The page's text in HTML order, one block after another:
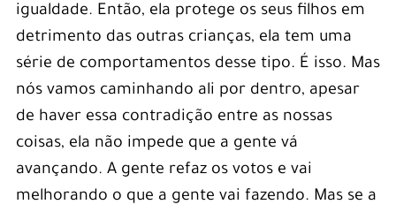
igualdade. Então, ela protege os seus filhos em
detrimento das outras crianças, ela tem uma
série de comportamentos desse tipo. É isso. Mas
nós vamos caminhando ali por dentro, apesar
de haver essa contradição entre as nossas
coisas, ela não impede que a gente vá
avançando. A gente refaz os votos e vai
melhorando o que a gente vai fazendo. Mas se a